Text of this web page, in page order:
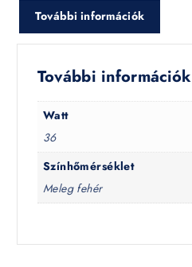
További információk
További információk
Watt
36
Színhőmérséklet
Meleg fehér